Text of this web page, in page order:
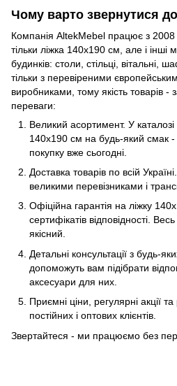
Чому варто звернутися
Компанія AltekMebel працює з
тільки ліжка 140x190 см, але і інші
будинків: столи, стільці, вітальні,
тільки з перевіреними
виробниками, тому якість товарів -
переваги:
Великий асортимент. У
140x190 см на будь-який смак -
покупку вже сьогодні.
Доставка товарів по всій
великими перевізниками і
Офіційна гарантія на ліжку
сертифікатів відповідності.
якісний.
Детальні консультації з будь-
допоможуть вам підібрати
аксесуари для них.
Приємні ціни, регулярні акції
постійних і оптових клієнтів.
Звертайтеся - ми працюємо без